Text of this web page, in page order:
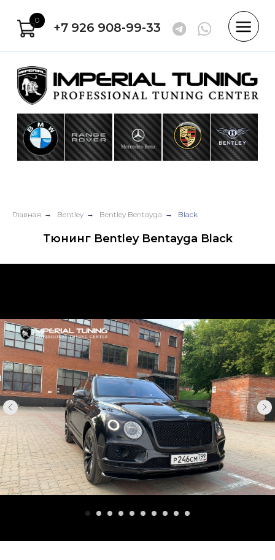
+7 926 908-99-33
Главная → Bentley → Bentley Bentayga → Black
Тюнинг Bentley Bentayga Black